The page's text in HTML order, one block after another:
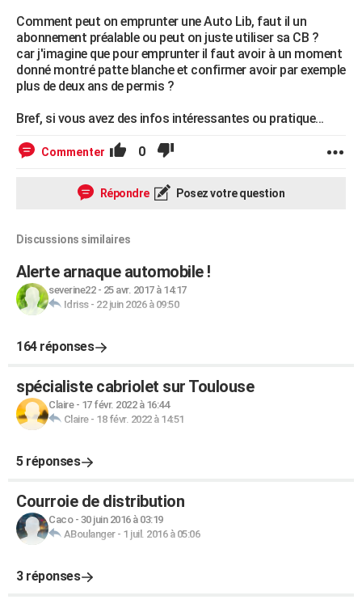
Bricolage
Lifestyle
Culture
Sport
Auto
Television
Voyage
Cinema
Comment peut on emprunter une Auto Lib, faut il un
abonnement préalable ou peut on juste utiliser sa CB ?
car j'imagine que pour emprunter il faut avoir à un moment
donné montré patte blanche et confirmer avoir par exemple
plus de deux ans de permis ?
Bref, si vous avez des infos intéressantes ou pratique...
Commenter 0
Répondre Posez votre question
Discussions similaires
Alerte arnaque automobile !
severine22- 25 avr. 2017 à 14:17
Idriss- 22 juin 2026 à 09:50
164 réponses
spécialiste cabriolet sur Toulouse
Claire- 17 févr. 2022 à 16:44
Claire- 18 févr. 2022 à 14:51
5 réponses
Courroie de distribution
Caco- 30 juin 2016 à 03:19
ABoulanger- 1 juil. 2016 à 05:06
3 réponses